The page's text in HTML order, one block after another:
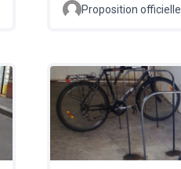
Proposition officielle